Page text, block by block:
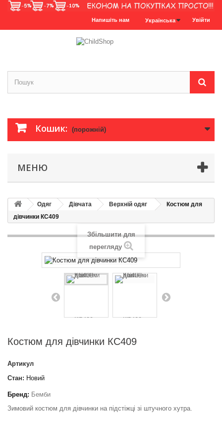
Увійти
Українська
Напишіть нам
Кошик: (порожній)
МЕНЮ
Одяг Дівчата Верхній одяг
Костюм для
дівчинки КС409
Збільшити для
перегляду
Костюм для дівчинки КС409
Артикул
Стан: Новий
Бренд: Бемби
Зимовий костюм для дівчинки на підстіжці зі штучного хутра.